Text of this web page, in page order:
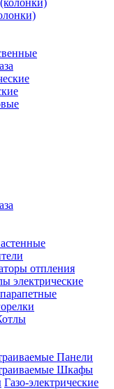
отпления
электрические
Панели
Шкафы
Газо-электрические